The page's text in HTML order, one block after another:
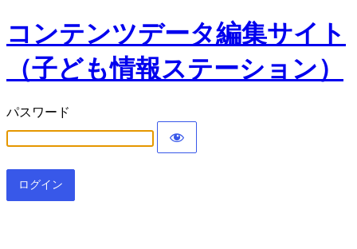
コンテンツデータ編集サイト
（子ども情報ステーション）
パスワード